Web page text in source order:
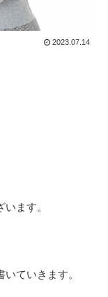
2023.07.14
ます。
ていきます。